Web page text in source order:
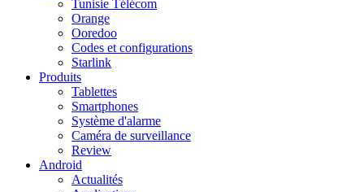
Tunisie Télécom
Orange
Ooredoo
Codes et configurations
Starlink
Produits
Tablettes
Smartphones
Système d'alarme
Caméra de surveillance
Review
Android
Actualités